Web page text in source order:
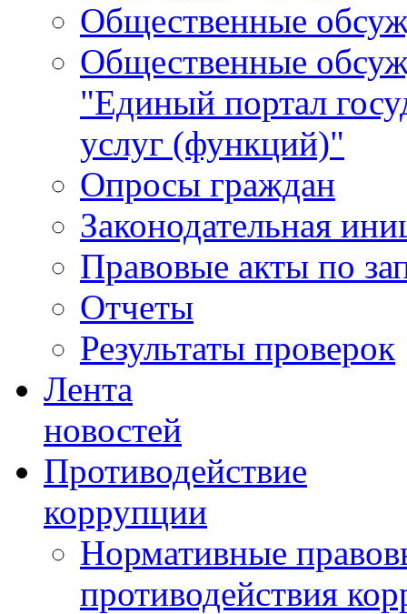
Общественные
Общественные
"Единый портал
услуг (функций)"
Опросы граждан
Законодательная
Правовые акты по
Отчеты
Результаты проверок
Лента
новостей
Противодействие
коррупции
Нормативные
противодействия